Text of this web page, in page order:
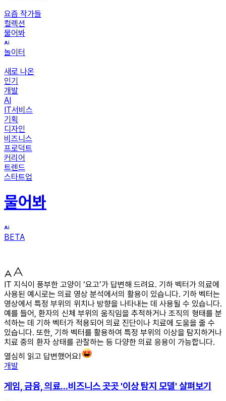
요즘 작가들
컬렉션
물어봐
놀이터
새로 나온
인기
개발
AI
IT서비스
기획
디자인
비즈니스
프로덕트
커리어
트렌드
스타트업
물어봐
BETA
IT 지식이 풍부한 고양이 ‘요고’가 답변해 드려요. 기하 벡터가 의료에
사용된 예시로는 의료 영상 분석에서의 활용이 있습니다. 기하 벡터는
영상에서 특정 부위의 위치나 방향을 나타내는 데 사용될 수 있습니다.
예를 들어, 환자의 신체 부위의 움직임을 추적하거나 조직의 형태를 분
석하는 데 기하 벡터가 적용되어 의료 진단이나 치료에 도움을 줄 수
있습니다. 또한, 기하 벡터를 활용하여 특정 부위의 이상을 탐지하거나
치료 중의 환자 상태를 관찰하는 등 다양한 의료 응용이 가능합니다.
열심히 읽고 답변했어요!
개발
게임, 금융, 의료...비즈니스 곳곳 '이상 탐지 모델' 살펴보기